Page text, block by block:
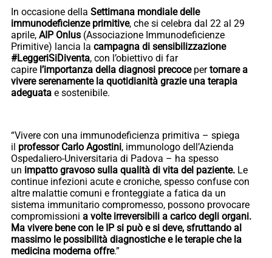
In occasione della Settimana mondiale delle
immunodeficienze primitive, che si celebra dal 22 al 29
aprile, AIP Onlus (Associazione Immunodeficienze
Primitive) lancia la campagna di sensibilizzazione
#LeggeriSiDiventa, con l’obiettivo di far
capire l’importanza della diagnosi precocepertornare a
vivere serenamente la quotidianità grazie una terapia
adeguata e sostenibile.
“Vivere con una immunodeficienza primitiva – spiega
il professor Carlo Agostini, immunologo dell’Azienda
Ospedaliero-Universitaria di Padova – ha spesso
un impatto gravoso sulla qualità di vita del paziente. Le
continue infezioni acute e croniche, spesso confuse con
altre malattie comuni e fronteggiate a fatica da un
sistema immunitario compromesso, possono provocare
compromissioni a volte irreversibili a carico degli organi.
Ma vivere bene con le IP si può e si deve, sfruttando al
massimo le possibilità diagnostiche e le terapie che la
medicina moderna offre.”